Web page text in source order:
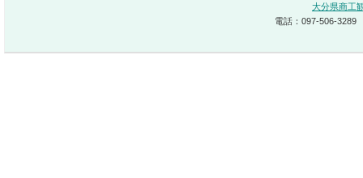
大分県商工
電話：097-506-